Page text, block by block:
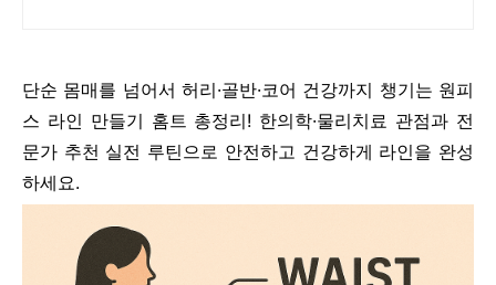
단순 몸매를 넘어서 허리·골반·코어 건강까지 챙기는 원피
스 라인 만들기 홈트 총정리! 한의학·물리치료 관점과 전
문가 추천 실전 루틴으로 안전하고 건강하게 라인을 완성
하세요.